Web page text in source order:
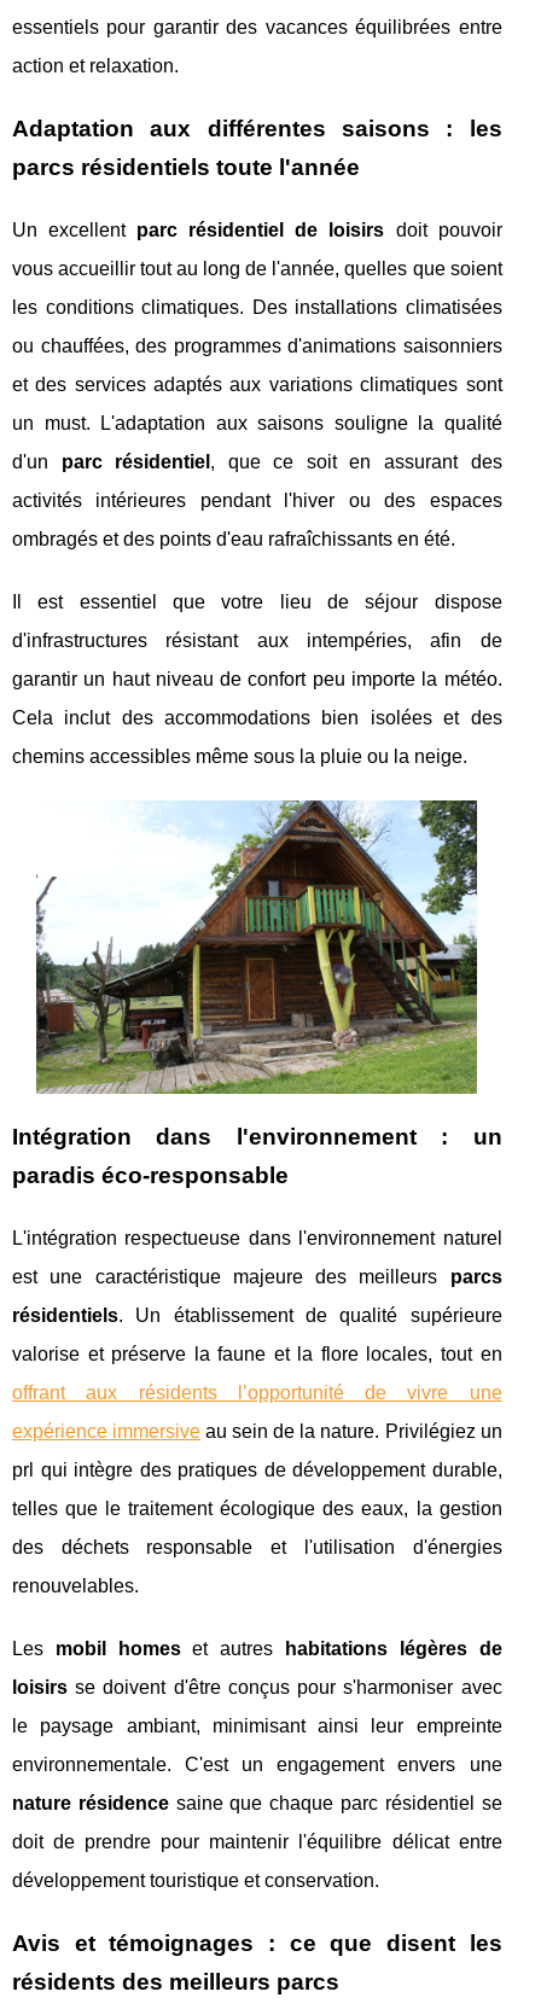
essentiels pour garantir des vacances équilibrées entre
action et relaxation.
Adaptation aux différentes saisons : les
parcs résidentiels toute l'année
Un excellent parc résidentiel de loisirs doit pouvoir
vous accueillir tout au long de l'année, quelles que soient
les conditions climatiques. Des installations climatisées
ou chauffées, des programmes d'animations saisonniers
et des services adaptés aux variations climatiques sont
un must. L'adaptation aux saisons souligne la qualité
d'un parc résidentiel , que ce soit en assurant des
activités intérieures pendant l'hiver ou des espaces
ombragés et des points d'eau rafraîchissants en été.
Il est essentiel que votre lieu de séjour dispose
d'infrastructures résistant aux intempéries, afin de
garantir un haut niveau de confort peu importe la météo.
Cela inclut des accommodations bien isolées et des
chemins accessibles même sous la pluie ou la neige.
Intégration dans l'environnement : un
paradis éco-responsable
L'intégration respectueuse dans l'environnement naturel
est une caractéristique majeure des meilleurs parcs
résidentiels. Un établissement de qualité supérieure
valorise et préserve la faune et la flore locales, tout en
offrant aux résidents l’opportunité de vivre une
expérience immersive au sein de la nature. Privilégiez un
prl qui intègre des pratiques de développement durable,
telles que le traitement écologique des eaux, la gestion
des déchets responsable et l'utilisation d'énergies
renouvelables.
Les mobil homeset autres
habitations légères de
loisirs se doivent d'être conçus pour s'harmoniser avec
le paysage ambiant, minimisant ainsi leur empreinte
environnementale. C'est un engagement envers une
nature résidencesaine que chaque parc résidentiel se
doit de prendre pour maintenir l'équilibre délicat entre
développement touristique et conservation.
Avis et témoignages : ce que disent les
résidents des meilleurs parcs